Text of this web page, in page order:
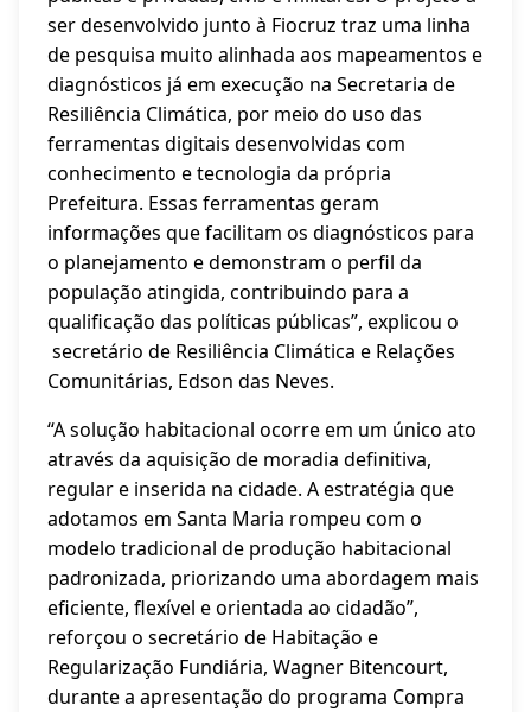
ser desenvolvido junto à Fiocruz traz uma linha
de pesquisa muito alinhada aos mapeamentos e
diagnósticos já em execução na Secretaria de
Resiliência Climática, por meio do uso das
ferramentas digitais desenvolvidas com
conhecimento e tecnologia da própria
Prefeitura. Essas ferramentas geram
informações que facilitam os diagnósticos para
o planejamento e demonstram o perfil da
população atingida, contribuindo para a
qualificação das políticas públicas”, explicou o
secretário de Resiliência Climática e Relações
Comunitárias, Edson das Neves.
“A solução habitacional ocorre em um único ato
através da aquisição de moradia definitiva,
regular e inserida na cidade. A estratégia que
adotamos em Santa Maria rompeu com o
modelo tradicional de produção habitacional
padronizada, priorizando uma abordagem mais
eficiente, flexível e orientada ao cidadão”,
reforçou o secretário de Habitação e
Regularização Fundiária, Wagner Bitencourt,
durante a apresentação do programa Compra